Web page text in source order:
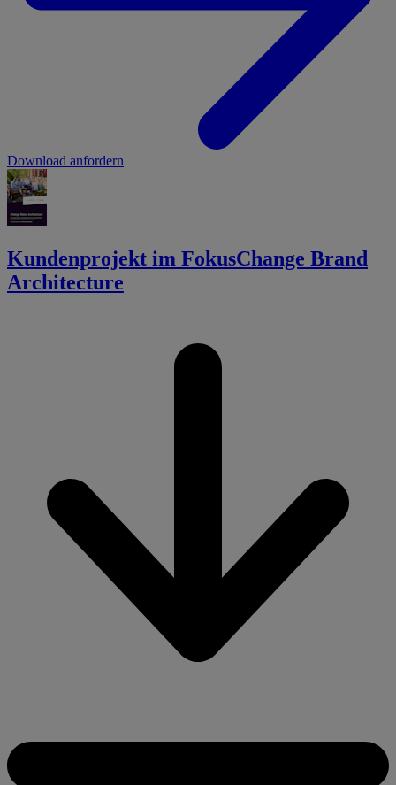
Download anfordern
Kundenprojekt im FokusChange Brand
Architecture